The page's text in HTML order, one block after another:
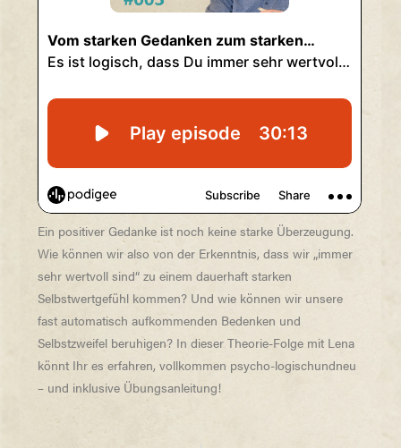
Ein positiver Gedanke ist noch keine starke Überzeugung.
Wie können wir also von der Erkenntnis, dass wir „immer
sehr wertvoll sind“ zu einem dauerhaft starken
Selbstwertgefühl kommen? Und wie können wir unsere
fast automatisch aufkommenden Bedenken und
Selbstzweifel beruhigen? In dieser Theorie-Folge mit Lena
könnt Ihr es erfahren, vollkommen psycho-logischundneu
– und inklusive Übungsanleitung!